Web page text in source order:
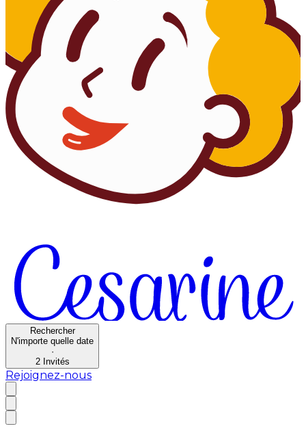
Rechercher
N'importe quelle date
·
2 Invités
Rejoignez-nous